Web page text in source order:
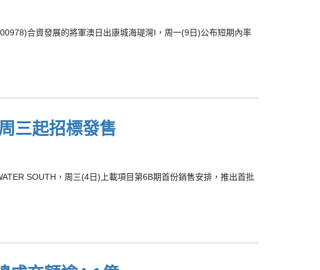
合資發展的將軍澳日出康城海瑅灣I，周一(9日)公布短期內率
三起招標發售
SOUTH，周三(4日)上載項目第6B期首份銷售安排，推出首批